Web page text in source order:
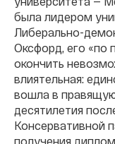
была лидером
Либерально-
Оксфорд, его «по
окончить
влиятельная:
вошла в
десятилетия
Консервативной
получения